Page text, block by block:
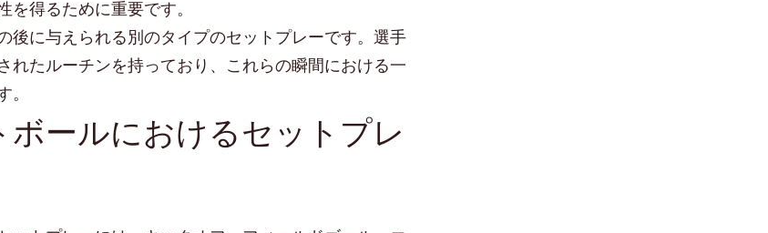
を得るために重要です。
後に与えられる別のタイプのセットプレーです。選手
れたルーチンを持っており、これらの瞬間における一
。
ールにおけるセットプレ